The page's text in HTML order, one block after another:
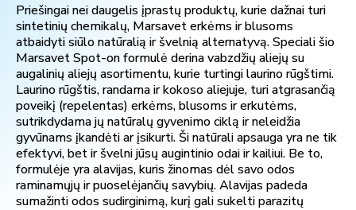
Priešingai nei daugelis įprastų produktų, kurie dažnai turi
sintetinių chemikalų, Marsavet erkėms ir blusoms
atbaidyti siūlo natūralią ir švelnią alternatyvą. Speciali šio
Marsavet Spot-on formulė derina vabzdžių aliejų su
augalinių aliejų asortimentu, kurie turtingi laurino rūgštimi.
Laurino rūgštis, randama ir kokoso aliejuje, turi atgrasančią
poveikį (repelentas) erkėms, blusoms ir erkutėms,
sutrikdydama jų natūralų gyvenimo ciklą ir neleidžia
gyvūnams įkandėti ar įsikurti. Ši natūrali apsauga yra ne tik
efektyvi, bet ir švelni jūsų augintinio odai ir kailiui. Be to,
formulėje yra alavijas, kuris žinomas dėl savo odos
raminamųjų ir puoselėjančių savybių. Alavijas padeda
sumažinti odos sudirginimą, kurį gali sukelti parazitų